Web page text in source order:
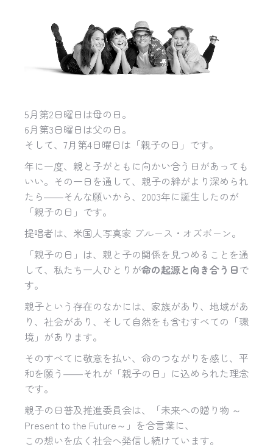
5月第2日曜日は母の日。
6月第3日曜日は父の日。
そして、7月第4日曜日は「親子の日」です。
年に一度、親と子がともに向かい合う日があっても
いい。その一日を通して、親子の絆がより深められ
たら――そんな願いから、2003年に誕生したのが
「親子の日」です。
提唱者は、米国人写真家 ブルース・オズボーン。
「親子の日」は、親と子の関係を見つめることを通
して、私たち一人ひとりが命の起源と向き合う日で
す。
親子という存在のなかには、家族があり、地域があ
り、社会があり、そして自然をも含むすべての「環
境」があります。
そのすべてに敬意を払い、命のつながりを感じ、平
和を願う――それが「親子の日」に込められた理念
です。
親子の日普及推進委員会は、「未来への贈り物 ～
Present to the Future～」を合言葉に、
この想いを広く社会へ発信し続けています。